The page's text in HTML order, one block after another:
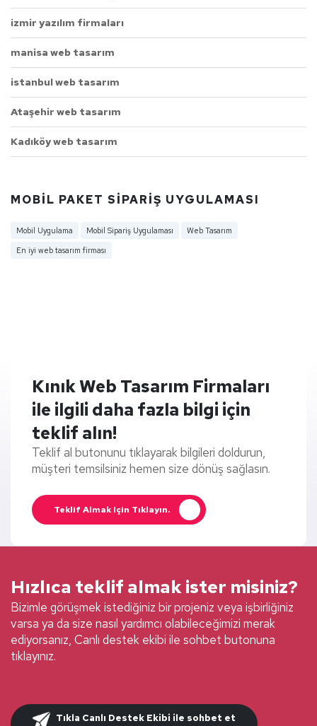
izmir yazılım firmaları
manisa web tasarım
istanbul web tasarım
Ataşehir web tasarım
Kadıköy web tasarım
MOBIL PAKET SIPARIŞ UYGULAMASI
Mobil Uygulama Mobil Sipariş Uygulaması
Web Tasarım
En iyi web tasarım firması
Kınık Web Tasarım Firmaları
ile ilgili daha fazla bilgi için
teklif alın!
Teklif al butonunu tıklayarak bilgileri doldurun,
müşteri temsilsiniz hemen size dönüş sağlasın.
Teklif Almak Için Tıklayın.
Hızlıca teklif almak ister misiniz?
Bizimle görüşmek istediğiniz bir projeniz veya işbirliğiniz
varsa ya da size nasıl yardımcı olabileceğimizi merak
ediyorsanız, Canlı destek ekibi ile sohbet butonuna
tıklayınız.
Tıkla Canlı Destek Ekibi ile sohbet et